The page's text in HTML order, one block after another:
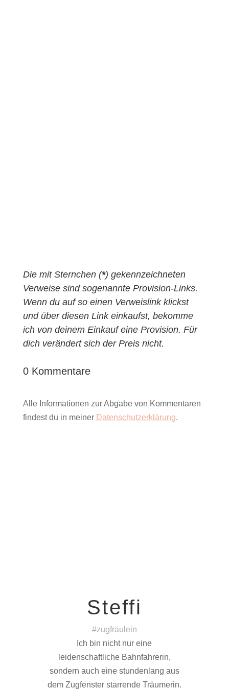
Die mit Sternchen (*) gekennzeichneten
Verweise sind sogenannte Provision-Links.
Wenn du auf so einen Verweislink klickst
und über diesen Link einkaufst, bekomme
ich von deinem Einkauf eine Provision. Für
dich verändert sich der Preis nicht.
0 Kommentare
Alle Informationen zur Abgabe von Kommentaren
findest du in meiner Datenschutzerklärung.
Steffi
#zugfräulein
Ich bin nicht nur eine
leidenschaftliche Bahnfahrerin,
sondern auch eine stundenlang aus
dem Zugfenster starrende Träumerin.